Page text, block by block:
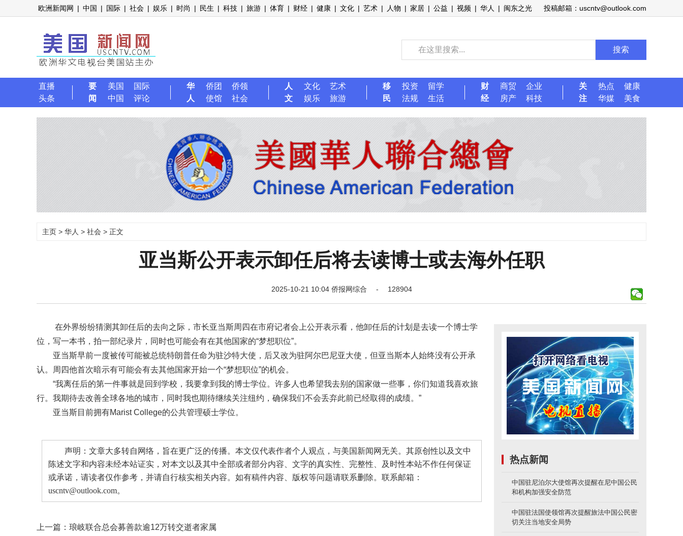
欧洲新闻网 | 中国 | 国际 | 社会 | 娱乐 | 时尚 | 民生 | 科技 | 旅游 | 体育 | 财经 | 健康 | 文化 | 艺术 | 人物 | 家居 | 公益 | 视频 | 华人 | 闽东之光 投稿邮箱：uscntv@outlook.com
搜索
直播
头条
要
闻
美国
国际
中国
评论
华
人
侨团
侨领
使馆
社会
人
文
文化
艺术
娱乐
旅游
移
民
投资
留学
法规
生活
财
经
商贸
企业
房产
科技
关
注
热点
健康
华媒
美食
主页 > 华人 > 社会 > 正文
亚当斯公开表示卸任后将去读博士或去海外任职
2025-10-21 10:04 侨报网综合 - 128904
在外界纷纷猜测其卸任后的去向之际，市长亚当斯周四在市府记者会上公开表示看，他卸任后的计划是去读一个博士学
位，写一本书，拍一部纪录片，同时也可能会有在其他国家的“梦想职位”。
亚当斯早前一度被传可能被总统特朗普任命为驻沙特大使，后又改为驻阿尔巴尼亚大使，但亚当斯本人始终没有公开承
认。周四他首次暗示有可能会有去其他国家开始一个“梦想职位”的机会。
“我离任后的第一件事就是回到学校，我要拿到我的博士学位。许多人也希望我去别的国家做一些事，你们知道我喜欢旅
行。我期待去改善全球各地的城市，同时我也期待继续关注纽约，确保我们不会丢弃此前已经取得的成绩。”
亚当斯目前拥有Marist College的公共管理硕士学位。
声明：文章大多转自网络，旨在更广泛的传播。本文仅代表作者个人观点，与美国新闻网无关。其原创性以及文中
陈述文字和内容未经本站证实，对本文以及其中全部或者部分内容、文字的真实性、完整性、及时性本站不作任何保证
或承诺，请读者仅作参考，并请自行核实相关内容。如有稿件内容、版权等问题请联系删除。联系邮箱：
uscntv@outlook.com。
上一篇： 琅岐联合总会募善款逾12万转交逝者家属
热点新闻
中国驻尼泊尔大使馆再次提醒在尼中国公民
和机构加强安全防范
中国驻法国使领馆再次提醒旅法中国公民密
切关注当地安全局势